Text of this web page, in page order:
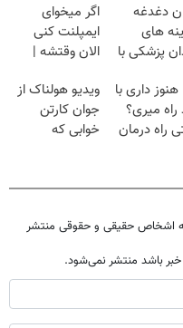
دغدغه
های
پزشکی با
اگر میخوای
ایمپلنت کنی
الان وقتشه |
میلیون تومان!!!
هنوز داری با
راه میری؟
راه درمان
ویدیو هولناک از
جوان کارتن
خوابی که
اشخاص حقیقی و حقوقی منتشر
خبر باشد منتشر نمی‌شود.